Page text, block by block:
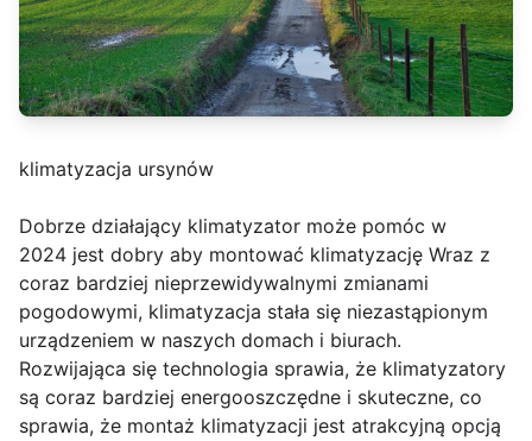
klimatyzacja ursynów
Dobrze działający klimatyzator może pomóc w
2024 jest dobry aby montować klimatyzację Wraz z
coraz bardziej nieprzewidywalnymi zmianami
pogodowymi, klimatyzacja stała się niezastąpionym
urządzeniem w naszych domach i biurach.
Rozwijająca się technologia sprawia, że klimatyzatory
są coraz bardziej energooszczędne i skuteczne, co
sprawia, że montaż klimatyzacji jest atrakcyjną opcją